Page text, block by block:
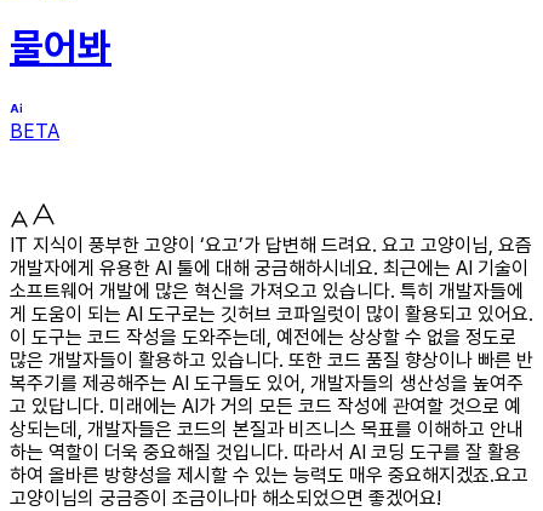
물어봐
BETA
IT 지식이 풍부한 고양이 ‘요고’가 답변해 드려요. 요고 고양이님, 요즘
개발자에게 유용한 AI 툴에 대해 궁금해하시네요. 최근에는 AI 기술이
소프트웨어 개발에 많은 혁신을 가져오고 있습니다. 특히 개발자들에
게 도움이 되는 AI 도구로는 깃허브 코파일럿이 많이 활용되고 있어요.
이 도구는 코드 작성을 도와주는데, 예전에는 상상할 수 없을 정도로
많은 개발자들이 활용하고 있습니다. 또한 코드 품질 향상이나 빠른 반
복주기를 제공해주는 AI 도구들도 있어, 개발자들의 생산성을 높여주
고 있답니다. 미래에는 AI가 거의 모든 코드 작성에 관여할 것으로 예
상되는데, 개발자들은 코드의 본질과 비즈니스 목표를 이해하고 안내
하는 역할이 더욱 중요해질 것입니다. 따라서 AI 코딩 도구를 잘 활용
하여 올바른 방향성을 제시할 수 있는 능력도 매우 중요해지겠죠.요고
고양이님의 궁금증이 조금이나마 해소되었으면 좋겠어요!